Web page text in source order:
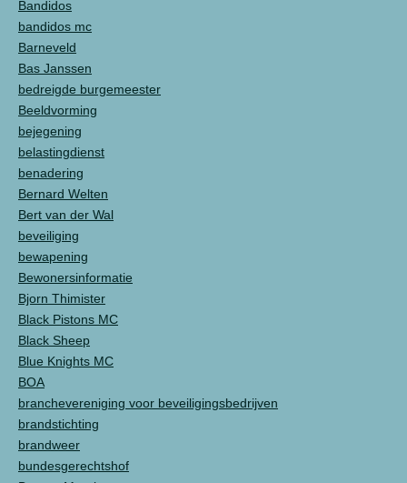
Bandidos
bandidos mc
Barneveld
Bas Janssen
bedreigde burgemeester
Beeldvorming
bejegening
belastingdienst
benadering
Bernard Welten
Bert van der Wal
beveiliging
bewapening
Bewonersinformatie
Bjorn Thimister
Black Pistons MC
Black Sheep
Blue Knights MC
BOA
branchevereniging voor beveiligingsbedrijven
brandstichting
brandweer
bundesgerechtshof